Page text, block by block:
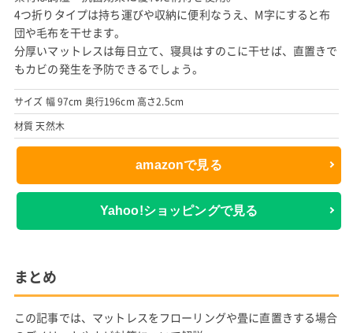
4つ折りタイプは持ち運びや収納に便利なうえ、M字にすると布
団や毛布を干せます。
分厚いマットレスは毎日立て、寝具はすのこに干せば、直置きで
もカビの発生を予防できるでしょう。
サイズ 幅 97cm 奥行196cm 高さ2.5cm
材質 天然木
amazonで見る
Yahoo!ショッピングで見る
まとめ
この記事では、マットレスをフローリングや畳に直置きする場合